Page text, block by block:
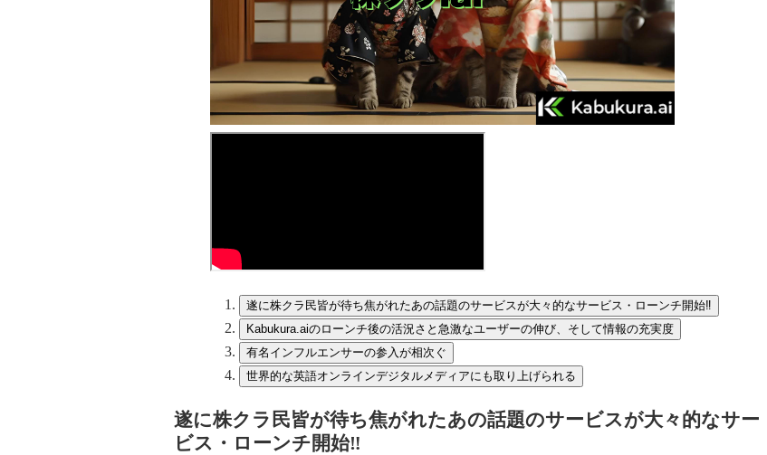
遂に株クラ民皆が待ち焦がれたあの話題のサービスが大々的なサービス・ローンチ開始‼️
Kabukura.aiのローンチ後の活況さと急激なユーザーの伸び、そして情報の充実度
有名インフルエンサーの参入が相次ぐ
世界的な英語オンラインデジタルメディアにも取り上げられる
遂に株クラ民皆が待ち焦がれたあの話題のサービスが大々的なサー
ビス・ローンチ開始‼️